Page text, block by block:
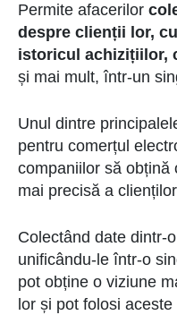
Permite afacerilor
despre clienții lor,
istoricul achizițiilor,
și mai mult, într-un
Unul dintre
pentru comerțul
companiilor să obțină
mai precisă a
Colectând date dintr-
unificându-le într-o
pot obține o viziune
lor și pot folosi